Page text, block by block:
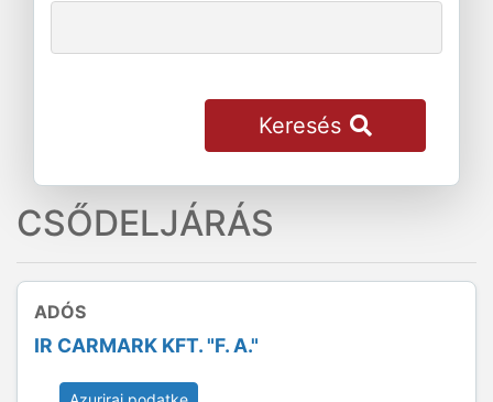
Keresés
CSŐDELJÁRÁS
ADÓS
IR CARMARK KFT. "F. A."